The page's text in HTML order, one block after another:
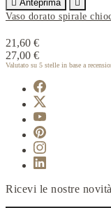
 Anteprima

Vaso dorato spirale
21,60 €
27,00 €
Valutato su 5 stelle in base a
Ricevi le nostre